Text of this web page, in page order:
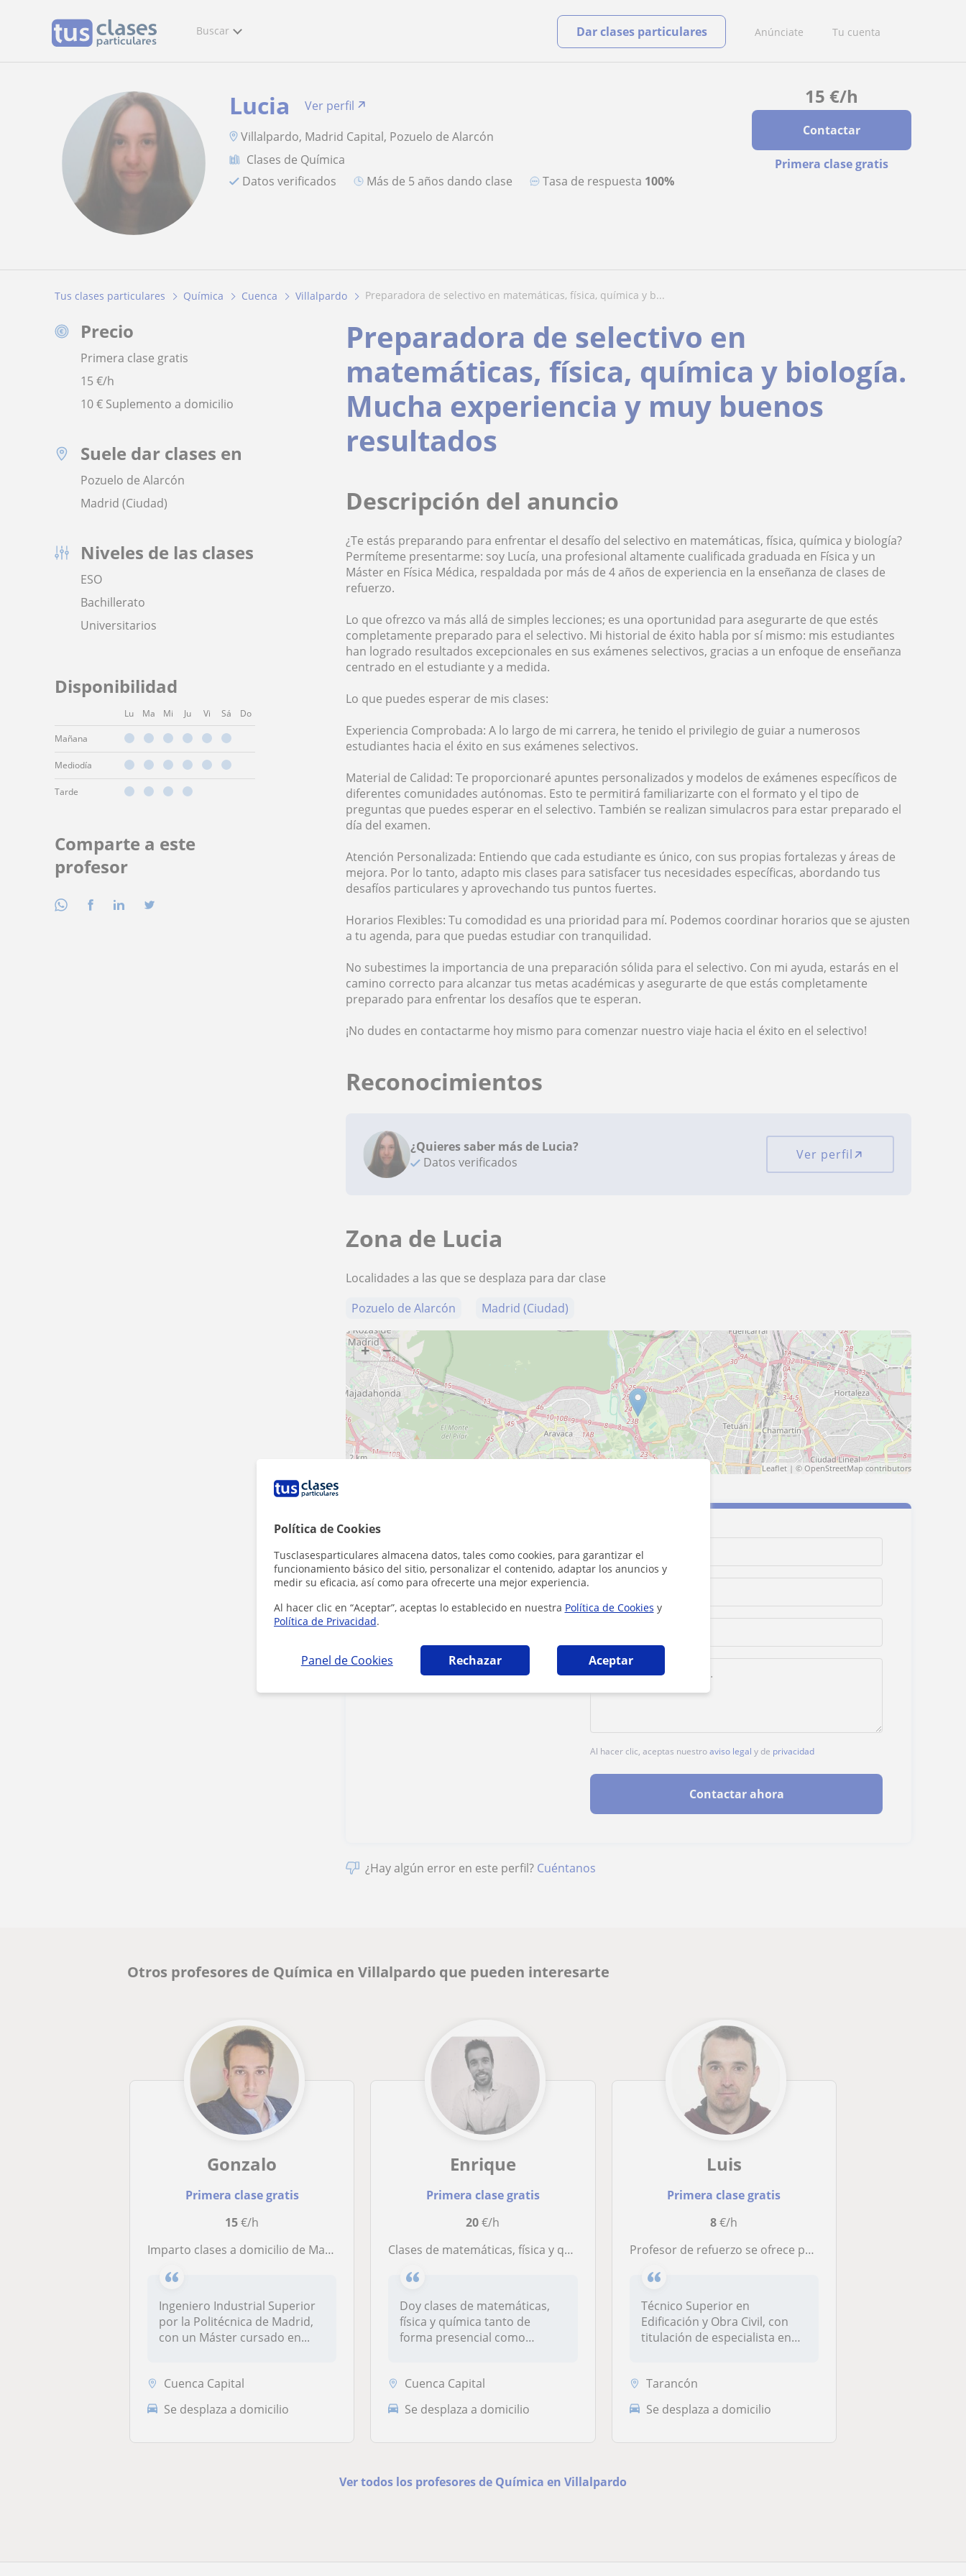
Política de Cookies
Tusclasesparticulares almacena datos, tales como cookies, para garantizar el
funcionamiento básico del sitio, personalizar el contenido, adaptar los anuncios y
medir su eficacia, así como para ofrecerte una mejor experiencia.
Al hacer clic en “Aceptar”, aceptas lo establecido en nuestra Política de Cookies y
Política de Privacidad.
Panel de Cookies Rechazar Aceptar
Buscar Anúnciate Tu cuenta
Dar clases particulares
15 €/h
Contactar
Primera clase gratis
Lucia
Ver perfil
Villalpardo, Madrid Capital, Pozuelo de Alarcón
Clases de Química
Datos verificados
más de 5 años dando clase Tasa de respuesta 100%
Tus clases particulares Química Cuenca Villalpardo preparadora de selectivo en matemáticas, física, química y b...
Precio
Primera clase gratis
15€/h
10 € Suplemento a domicilio
Suele dar clases en
Pozuelo de Alarcón
Madrid (Ciudad)
Niveles de las clases
ESO
Bachillerato
Universitarios
Disponibilidad
Lu Ma Mi Ju Vi Sá Do
Mañana
Mediodía
Tarde
Comparte a este
profesor
Preparadora de selectivo en
matemáticas, física, química y biología.
Mucha experiencia y muy buenos
resultados
Descripción del anuncio
¿Te estás preparando para enfrentar el desafío del selectivo en matemáticas, física, química y biología?
Permíteme presentarme: soy Lucía, una profesional altamente cualificada graduada en Física y un
Máster en Física Médica, respaldada por más de 4 años de experiencia en la enseñanza de clases de
refuerzo.
Lo que ofrezco va más allá de simples lecciones; es una oportunidad para asegurarte de que estés
completamente preparado para el selectivo. Mi historial de éxito habla por sí mismo: mis estudiantes
han logrado resultados excepcionales en sus exámenes selectivos, gracias a un enfoque de enseñanza
centrado en el estudiante y a medida.
Lo que puedes esperar de mis clases:
Experiencia Comprobada: A lo largo de mi carrera, he tenido el privilegio de guiar a numerosos
estudiantes hacia el éxito en sus exámenes selectivos.
Material de Calidad: Te proporcionaré apuntes personalizados y modelos de exámenes específicos de
diferentes comunidades autónomas. Esto te permitirá familiarizarte con el formato y el tipo de
preguntas que puedes esperar en el selectivo. También se realizan simulacros para estar preparado el
día del examen.
Atención Personalizada: Entiendo que cada estudiante es único, con sus propias fortalezas y áreas de
mejora. Por lo tanto, adapto mis clases para satisfacer tus necesidades específicas, abordando tus
desafíos particulares y aprovechando tus puntos fuertes.
Horarios Flexibles: Tu comodidad es una prioridad para mí. Podemos coordinar horarios que se ajusten
a tu agenda, para que puedas estudiar con tranquilidad.
No subestimes la importancia de una preparación sólida para el selectivo. Con mi ayuda, estarás en el
camino correcto para alcanzar tus metas académicas y asegurarte de que estás completamente
preparado para enfrentar los desafíos que te esperan.
¡No dudes en contactarme hoy mismo para comenzar nuestro viaje hacia el éxito en el selectivo!
Reconocimientos
¿Quieres saber más de Lucia?
Datos verificados
Ver perfil
Zona de Lucia
Localidades a las que se desplaza para dar clase
Pozuelo de Alarcón
Madrid (Ciudad)
+ −
2 km
Leaflet| © OpenStreetMap contributors
Contacta con Lucia
Tarifa 15€/h
1ª clase gratis
Al hacer clic, aceptas nuestroaviso legal y de privacidad
Contactar ahora
¿Hay algún error en este perfil? Cuéntanos
Otros profesores de Química en Villalpardo que pueden interesarte
Gonzalo
Primera clase gratis
15€/h
Imparto clases a domicilio de Matemáticas, Física, Química y/o Inglés
Ingeniero Industrial Superior
por la Politécnica de Madrid,
con un Máster cursado en...
Cuenca Capital
Se desplaza a domicilio
Enrique
Primera clase gratis
20€/h
Clases de matemáticas, física y quimica presencial y online
Doy clases de matemáticas,
física y química tanto de
forma presencial como
Cuenca Capital
Se desplaza a domicilio
Luis
Primera clase gratis
8€/h
Profesor de refuerzo se ofrece para dar clases de matemáticas y Física y Quimica
Técnico Superior en
Edificación y Obra Civil, con
titulación de especialista en
Tarancón
Se desplaza a domicilio
Ver todos los profesores de Química en Villalpardo